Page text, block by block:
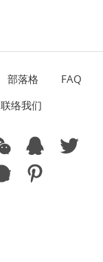
部落格
FAQ
联络我们